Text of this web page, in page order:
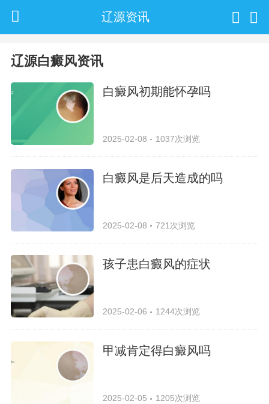
辽源资讯
辽源白癜风资讯
白癜风初期能怀孕吗
2025-02-08 1037次浏览
白癜风是后天造成的吗
2025-02-08 721次浏览
孩子患白癜风的症状
2025-02-06 1244次浏览
甲减肯定得白癜风吗
2025-02-05 1205次浏览